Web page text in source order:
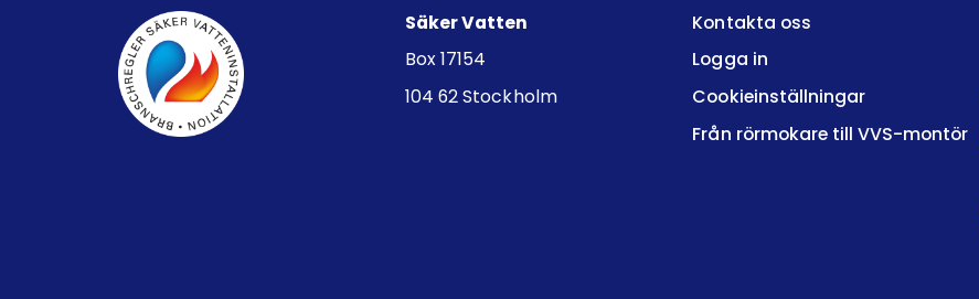
Säker Vatten
Box 17154
104 62 Stockholm
Kontakta oss
Logga in
Cookieinställningar
Från rörmokare till VVS-montör